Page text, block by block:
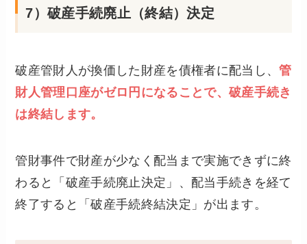
7）破産手続廃止（終結）決定
破産管財人が換価した財産を債権者に配当し、管
財人管理口座がゼロ円になることで、破産手続き
は終結します。
管財事件で財産が少なく配当まで実施できずに終
わると「破産手続廃止決定」、配当手続きを経て
終了すると「破産手続終結決定」が出ます。